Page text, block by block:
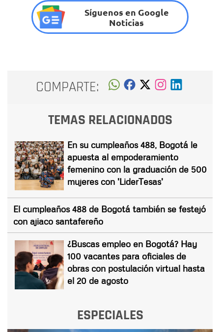
Síguenos en Google
Noticias
COMPARTE:
TEMAS RELACIONADOS
En su cumpleaños 488, Bogotá le
apuesta al empoderamiento
femenino con la graduación de 500
mujeres con 'LiderTesas'
El cumpleaños 488 de Bogotá también se festejó
con ajiaco santafereño
¿Buscas empleo en Bogotá? Hay
100 vacantes para oficiales de
obras con postulación virtual hasta
el 20 de agosto
ESPECIALES